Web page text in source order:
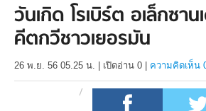
วันเกิด โรเบิร์ต อเล็กซา
คีตกวีชาวเยอรมัน
26 พ.ย. 56 05.25 น. เปิดอ่าน 0 ความคิดเห็น